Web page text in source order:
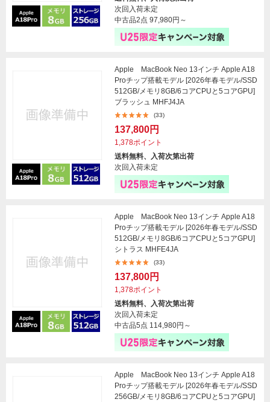
次回入荷未定
中古品2点 97,980円～
Apple MacBook Neo 13インチ Apple A18
Proチップ搭載モデル [2026年春モデル/SSD
512GB/メモリ8GB/6コアCPUと5コアGPU]
ブラッシュ MHFJ4JA
(33)
137,800円
1,378ポイント
送料無料、入荷次第出荷
次回入荷未定
Apple MacBook Neo 13インチ Apple A18
Proチップ搭載モデル [2026年春モデル/SSD
512GB/メモリ8GB/6コアCPUと5コアGPU]
シトラス MHFE4JA
(33)
137,800円
1,378ポイント
送料無料、入荷次第出荷
次回入荷未定
中古品5点 114,980円～
Apple MacBook Neo 13インチ Apple A18
Proチップ搭載モデル [2026年春モデル/SSD
256GB/メモリ8GB/6コアCPUと5コアGPU]